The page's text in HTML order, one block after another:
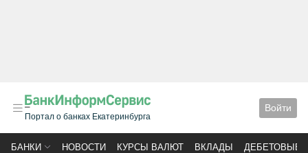
Портал о банках Екатеринбурга
Войти
БАНКИ НОВОСТИ КУРСЫ ВАЛЮТ ВКЛАДЫ ДЕБЕТОВЫЕ